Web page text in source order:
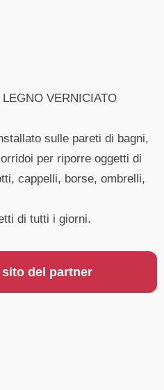
VERNICIATO
sulle pareti di bagni,
per riporre oggetti di
cappelli, borse, ombrelli,
di tutti i giorni.
del partner